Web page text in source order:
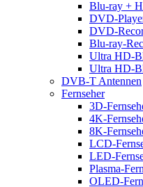
Blu-ray +
DVD-
DVD-
Blu-ray-
Ultra HD-
Ultra HD-
DVB-T Antennen
Fernseher
3D-
4K-
8K-
LCD-
LED-
Plasma-
OLED-